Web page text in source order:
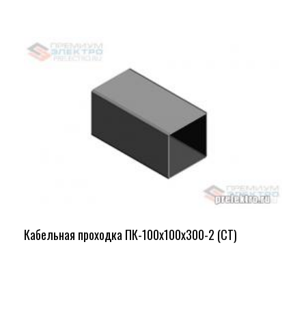
Кабельная проходка ПК-100х100х300-2 (СТ)